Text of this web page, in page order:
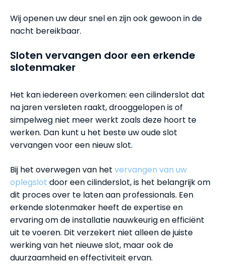
Wij openen uw deur snel en zijn ook gewoon in de
nacht bereikbaar.
Sloten vervangen door een erkende
slotenmaker
Het kan iedereen overkomen: een cilinderslot dat
na jaren versleten raakt, drooggelopen is of
simpelweg niet meer werkt zoals deze hoort te
werken. Dan kunt u het beste uw oude slot
vervangen voor een nieuw slot.
Bij het overwegen van het vervangen van uw
oplegslot door een cilinderslot, is het belangrijk om
dit proces over te laten aan professionals. Een
erkende slotenmaker heeft de expertise en
ervaring om de installatie nauwkeurig en efficiënt
uit te voeren. Dit verzekert niet alleen de juiste
werking van het nieuwe slot, maar ook de
duurzaamheid en effectiviteit ervan.